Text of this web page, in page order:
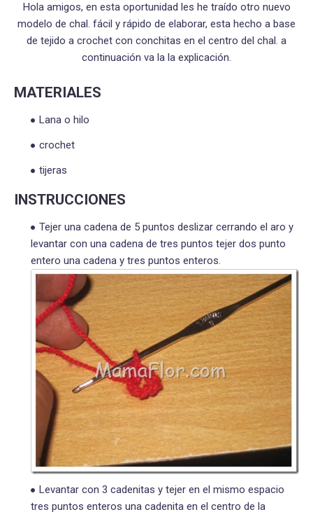
Hola amigos, en esta oportunidad les he traído otro nuevo
modelo de chal. fácil y rápido de elaborar, esta hecho a base
de tejido a crochet con conchitas en el centro del chal. a
continuación va la la explicación.
MATERIALES
Lana o hilo
crochet
tijeras
INSTRUCCIONES
Tejer una cadena de 5 puntos deslizar cerrando el aro y
levantar con una cadena de tres puntos tejer dos punto
entero una cadena y tres puntos enteros.
Levantar con 3 cadenitas y tejer en el mismo espacio
tres puntos enteros una cadenita en el centro de la